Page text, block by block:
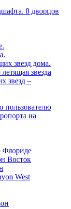
8 дворцов
звезд дома.
звезда
звезд –
пользователю
на
Флориде
Восток
West